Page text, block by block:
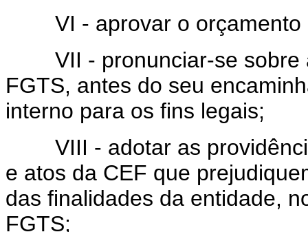
VI - aprovar o orçamento
VII - pronunciar-se sobre
FGTS, antes do seu
interno para os fins legais;
VIII - adotar as
e atos da CEF que
das finalidades da entidade,
FGTS;